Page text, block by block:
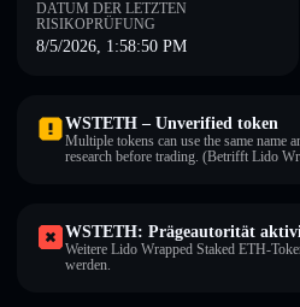
DATUM DER LETZTEN
RISIKOPRÜFUNG
8/5/2026, 1:58:50 PM
WSTETH – Unverified token
Multiple tokens can use the same name
research before trading. (Betrifft Lido
WSTETH: Prägeautorität
Weitere Lido Wrapped Staked ETH-
werden.